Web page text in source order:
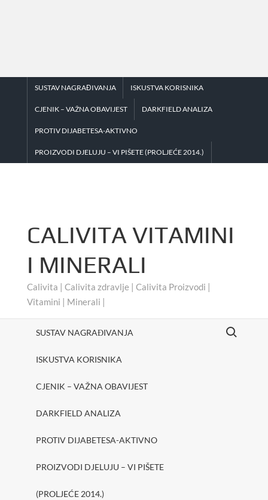
SUSTAV NAGRAĐIVANJA ISKUSTVA KORISNIKA
CJENIK – VAŽNA OBAVIJEST DARKFIELD ANALIZA
PROTIV DIJABETESA-AKTIVNO
PROIZVODI DJELUJU – VI PIŠETE (PROLJEĆE 2014.)
CALIVITA VITAMINI
I MINERALI
Calivita | Calivita zdravlje | Calivita Proizvodi |
Vitamini | Minerali |
SUSTAV NAGRAĐIVANJA
ISKUSTVA KORISNIKA
CJENIK – VAŽNA OBAVIJEST
DARKFIELD ANALIZA
PROTIV DIJABETESA-AKTIVNO
PROIZVODI DJELUJU – VI PIŠETE
(PROLJEĆE 2014.)
Search for: